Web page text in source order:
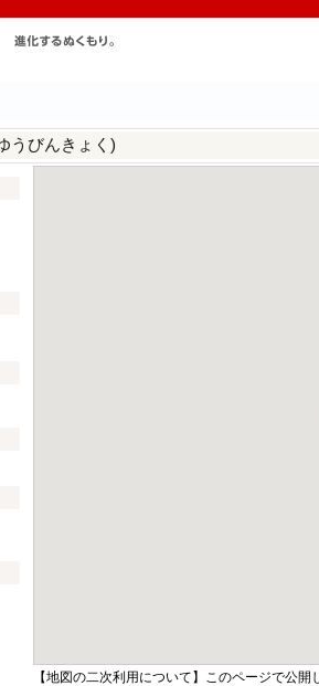
うびんきょく)
【地図の二次利用について】このページで公